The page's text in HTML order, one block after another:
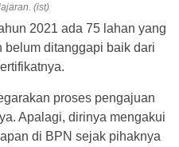
(ist)
2021 ada 75 lahan yang
ditanggapi baik dari
proses pengajuan
Apalagi, dirinya mengakui
di BPN sejak pihaknya